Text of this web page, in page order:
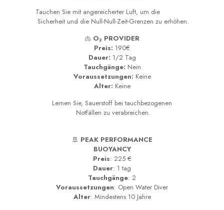
Tauchen Sie mit angereicherter Luft, um die
Sicherheit und die Null-Null-Zeit-Grenzen zu erhöhen.
🫁 O₂ PROVIDER
Preis: 190€
Dauer: 1/2 Tag
Tauchgänge: Nein
Voraussetzungen: Keine
Alter: Keine
Lernen Sie, Sauerstoff bei tauchbezogenen
Notfällen zu verabreichen.
🚢 PEAK PERFORMANCE
BUOYANCY
Preis: 225 €
Dauer: 1 tag
Tauchgänge: 2
Voraussetzungen: Open Water Diver
Alter: Mindestens 10 Jahre